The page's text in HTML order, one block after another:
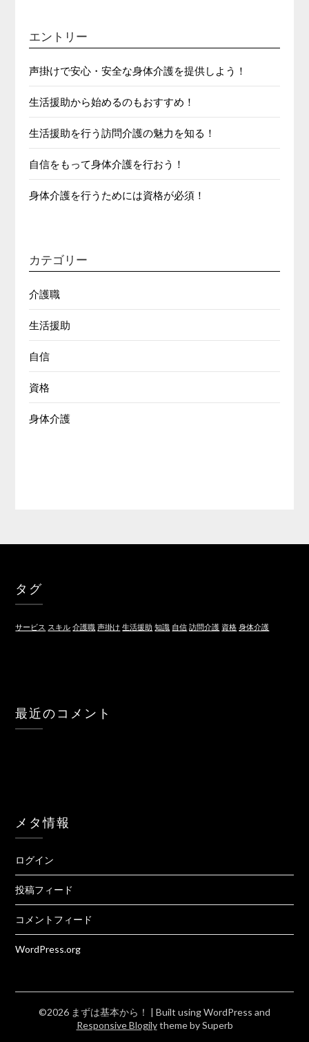
エントリー
声掛けで安心・安全な身体介護を提供しよう！
生活援助から始めるのもおすすめ！
生活援助を行う訪問介護の魅力を知る！
自信をもって身体介護を行おう！
身体介護を行うためには資格が必須！
カテゴリー
介護職
生活援助
自信
資格
身体介護
タグ
サービス スキル 介護職 声掛け 生活援助 知識 自信 訪問介護 資格 身体介護
最近のコメント
メタ情報
ログイン
投稿フィード
コメントフィード
WordPress.org
©2026 まずは基本から！ | Built using WordPress and
Responsive Blogilytheme by Superb